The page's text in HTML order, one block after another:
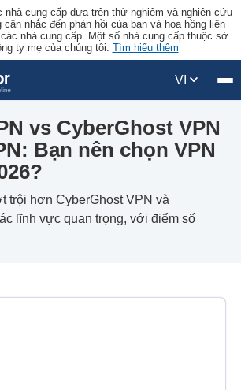
nhà cung cấp dựa trên thử nghiệm và nghiên cứu
cân nhắc đến phản hồi của bạn và hoa hồng liên
nhà cung cấp. Một số nhà cung cấp thuộc sở
ty mẹ của chúng tôi. Tìm hiểu thêm
VI
vs CyberGhost VPN
Bạn nên chọn VPN
trội hơn CyberGhost VPN và
lĩnh vực quan trọng, với điểm số